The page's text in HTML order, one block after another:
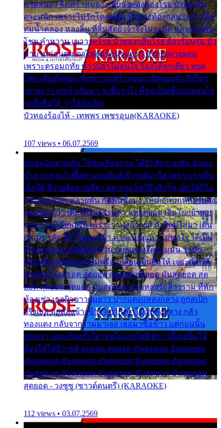
ตามสนอง จึงเศร้าหมอง กลีบบัวทองต้องโรย บัวทองไม่
ตระหนัก เพราะไม่รักโคลนตม บัวทองท้องกลม เพราะลืม
ตมน้ำคลอง หลงลิ้น ที่สิ้นสัตย์ เจ้าจึงไม่ระมัด หลงกลิ่นลิ้น
โชย คำหวาน เขาวาดโรย บัวทองกลีบโรย ต้องร้อนรุม บัว
มาบานก่อนตูม ดุจไฟสุมร้อนรุมอุรา บัวทองผ่ายผอม
เพราะตรอมฤทัย ข้าวปลาไม่สนใจ ร้องไห้ลูกเดียว หยุด
โศก เสียเถิดทอง พักความเศร้าหมอง เถิดทองจ๋า ถึงใคร
เขาจะว่า ลูกเจ้าเกิดมา จะชื่อว่าไง พี่ขอเป็นเพื่อนปลอบใจ
จะตั้งชื่อให้ ว่าไอ้บังเอิญ
บัวทองร้องไห้ - เทพพร เพชรอุบล(KARAOKE)
107 views • 06.07.2569
พ่อส่งเงินสามพัน ให้ฉันเรียนราม ได้อีกสักสามพัน ฉันคง
บ๊าย บาย จะไปซื้อกางเกงยีนส์ ลีวายส์มาใส่ เพราะเราเป็น
เด็กใต้ ลีวายส์อย่างเดียว อยากจะโชว์ถึงหิวโซ เด็กใต้ก็ไม่
หวั่น ตกตัวละหลายพัน กัดฟันซื้อมา ให้เด็กเทพเหลียวมอง
และต้องรู้ว่า เด็กใต้ไม่ธรรมดา แต่สุดยอด เดินโยกย้ายเย
ยวน กวนโอ๊ยพอได้ เพราะว่านุ่งลีวายส์ ตัวใหม่ใส่มา เดิน
เข้ามหาลัย จิ๊กโก๊มองหน้า ท่าจะมีปัญหา ไม่พอใจ ได้เป็น
เรื่องแน่นอน แต่ฉันไม่หวั่น เลยแหลงใต้ถามมัน ว่ามัน
พรั่นพรือ มันตอบว่าไม่พรื่อ เปลี่ยนเป็นยิ้มให้ เจอะเด็กใต้
ด้วยกัน ก็เลยรอด สุดยอด สุดยอด สุดยอด มันสุดยอด สุด
ยอด สุดยอด สุดยอด มันสุดยอด แอบหลงรักสาวราม ที่พัก
ห้องเช่า เธอผิวขาวผมยาว ปากแดงแหลงกลาง ถูกสเป็ก
จริงเธอ อยู่ห้องข้างข้าง อยากเข้าไปแหลงกลาง กลัว
ทองแดง กลับจากรามมาเจอ เธอมาซื้อข้าว แต่ก่อนนั้น
สองเรา เจอะกันครั้งใด เธอไม่เคยไยดี คราวนี้เธอยิ้มให้
ต้องให้ใส่ลีวายส์ สุดยอด สุดยอด มันสุดยอด มันสุดยอด
มันสุดยอด มันสุดยอด มันสุดยอด มันสุดยอด มันสุดยอด
มันสุดยอด มันสุดยอด มันสุดยอด มันสุดยอด มันสุดยอด
สุดยอด - วงซูซู (ซาวด์ดนตรี) (KARAOKE)
112 views • 03.07.2569